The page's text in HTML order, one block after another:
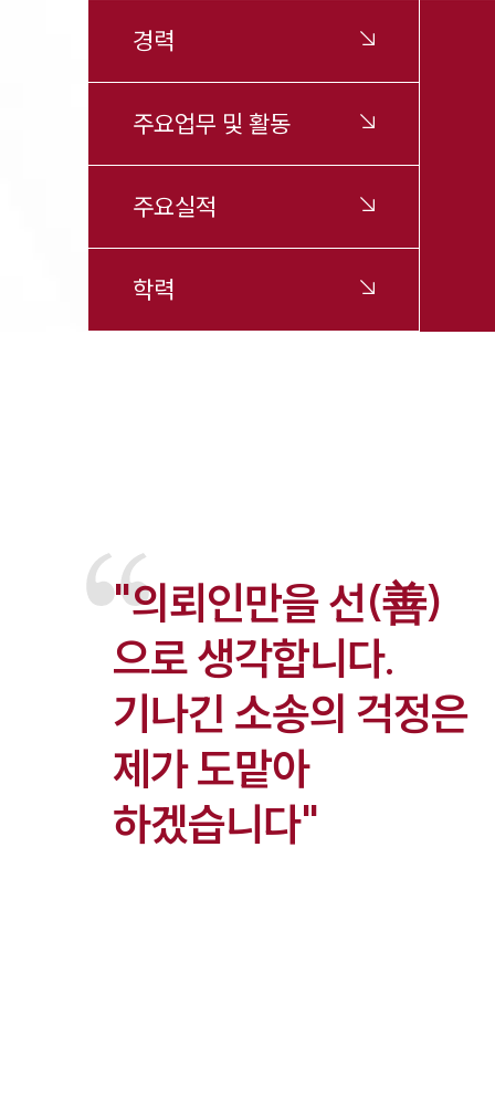
경력
주요업무 및 활동
주요실적
학력
"의뢰인만을 선(善)
으로 생각합니다.
기나긴 소송의 걱정은
제가 도맡아
하겠습니다"